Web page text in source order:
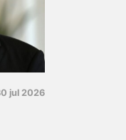
jul 2026